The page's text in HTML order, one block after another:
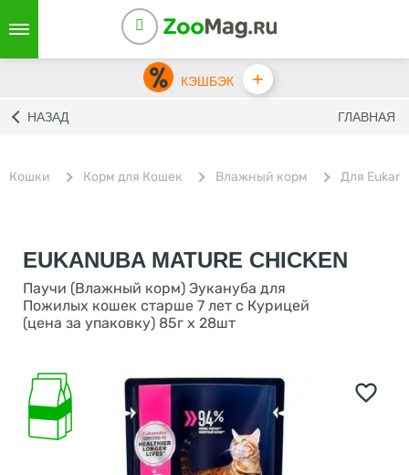
КЭШБЭК +
НАЗАД ГЛАВНАЯ
Кошки Корм для Кошек Влажный корм Для
EUKANUBA MATURE CHICKEN
Паучи (Влажный корм) Эукануба для
Пожилых кошек старше 7 лет с Курицей
(цена за упаковку) 85г x 28шт